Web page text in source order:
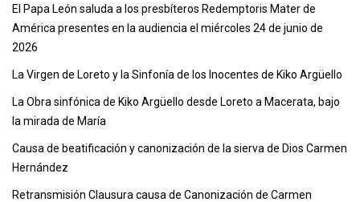
El Papa León saluda a los presbíteros Redemptoris Mater de
América presentes en la audiencia el miércoles 24 de junio de
2026
La Virgen de Loreto y la Sinfonía de los Inocentes de Kiko Argüello
La Obra sinfónica de Kiko Argüello desde Loreto a Macerata, bajo
la mirada de María
Causa de beatificación y canonización de la sierva de Dios Carmen
Hernández
Retransmisión Clausura causa de Canonización de Carmen